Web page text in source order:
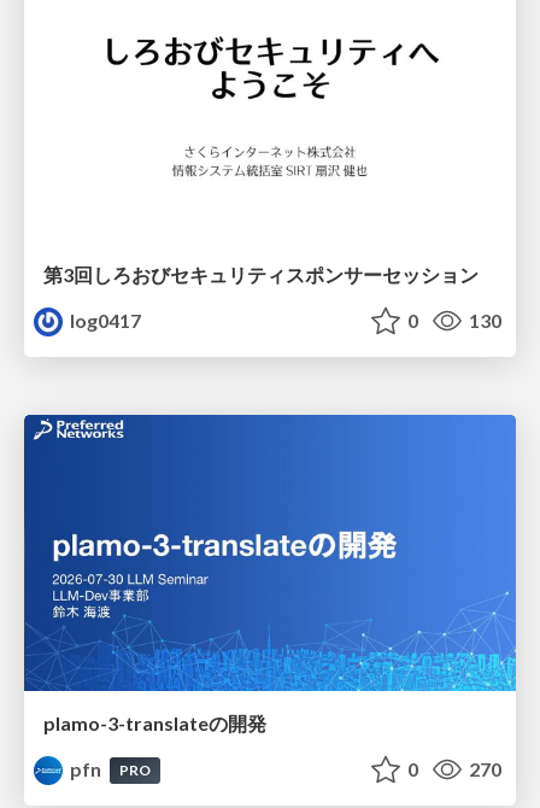
第3回しろおびセキュリティスポンサーセッション
log0417
0 130
plamo-3-translateの開発
pfn
PRO 0 270